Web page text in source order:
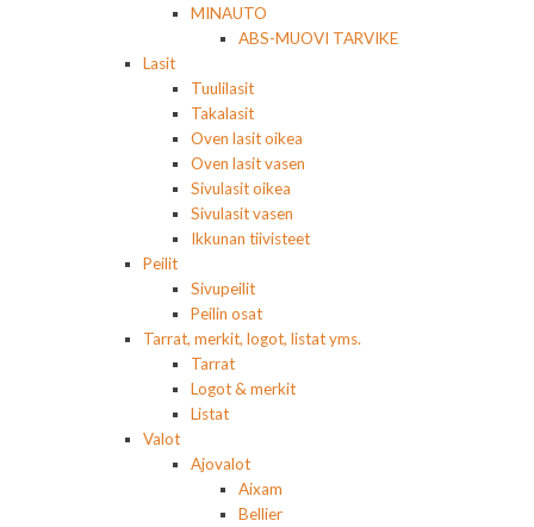
MINAUTO
ABS-MUOVI TARVIKE
Lasit
Tuulilasit
Takalasit
Oven lasit oikea
Oven lasit vasen
Sivulasit oikea
Sivulasit vasen
Ikkunan tiivisteet
Peilit
Sivupeilit
Peilin osat
Tarrat, merkit, logot, listat yms.
Tarrat
Logot & merkit
Listat
Valot
Ajovalot
Aixam
Bellier